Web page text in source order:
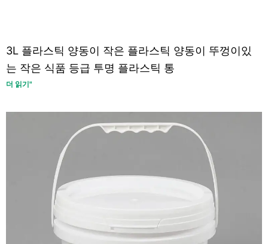
3L 플라스틱 양동이 작은 플라스틱 양동이 뚜껑이있
는 작은 식품 등급 투명 플라스틱 통
더 읽기"